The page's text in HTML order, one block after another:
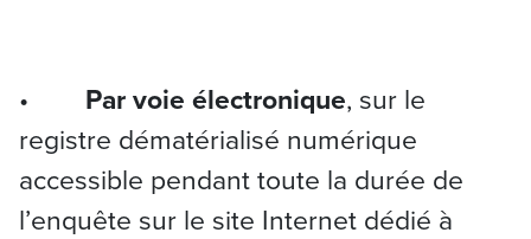
• Par voie électronique, sur le
registre dématérialisé numérique
accessible pendant toute la durée de
l’enquête sur le site Internet dédié à